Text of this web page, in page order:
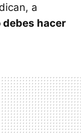
a
debes hacer